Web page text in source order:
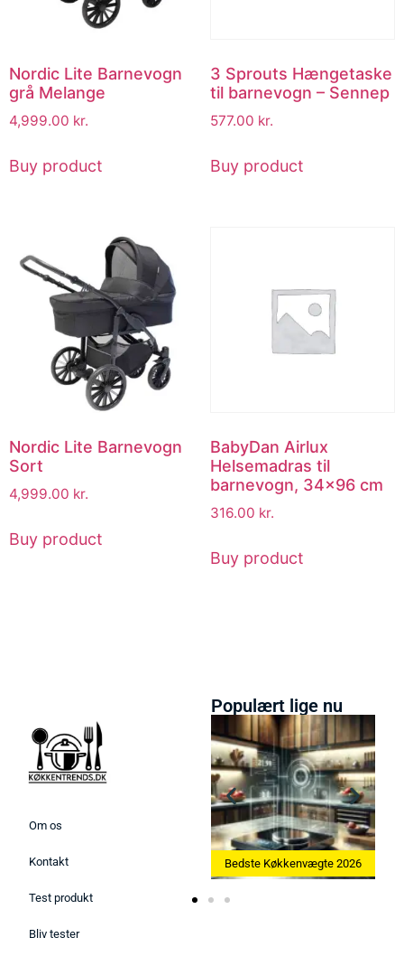
Nordic Lite Barnevogn
grå Melange
4,999.00 kr.
Buy product
3 Sprouts Hængetaske
til barnevogn – Sennep
577.00 kr.
Buy product
Nordic Lite Barnevogn
Sort
4,999.00 kr.
Buy product
BabyDan Airlux
Helsemadras til
barnevogn, 34×96 cm
316.00 kr.
Buy product
Om os
Kontakt
Test produkt
Bliv tester
Populært lige nu
Bedste Ismaskine 2026 Bedste Køkkenvægte 2026